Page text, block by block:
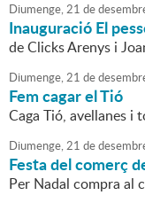
Diumenge,21 de
Inauguració El
de Clicks Arenys i
Diumenge,21 de
Fem cagar el Tió
Caga Tió, avellanes i
Diumenge,21 de
Festa del comerç
Per Nadal compra al